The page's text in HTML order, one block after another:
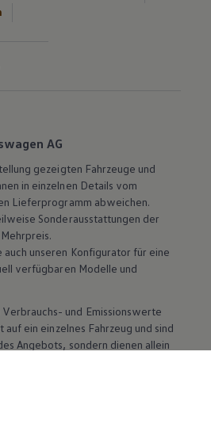
AG
gezeigten Fahrzeuge und
in einzelnen Details vom
Lieferprogramm abweichen.
Sonderausstattungen der
auch unseren Konfigurator für eine
verfügbaren Modelle und
und Emissionswerte
auf ein einzelnes Fahrzeug und sind
Angebots, sondern dienen allein